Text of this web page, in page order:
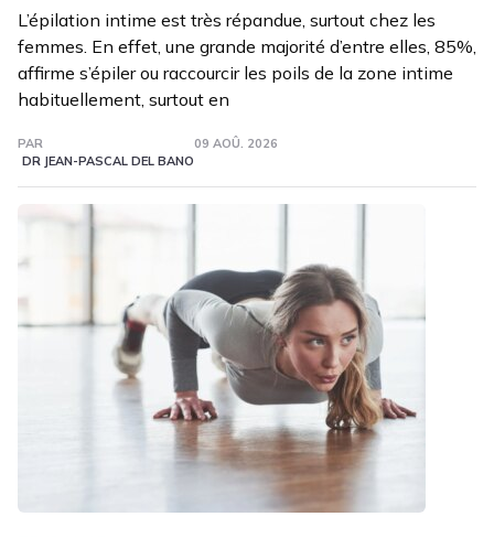
L’épilation intime est très répandue, surtout chez les
femmes. En effet, une grande majorité d’entre elles, 85%,
affirme s’épiler ou raccourcir les poils de la zone intime
habituellement, surtout en
PAR
DR JEAN-PASCAL DEL BANO
09 AOÛ. 2026